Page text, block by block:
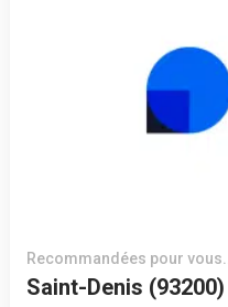
Recommandées pour vous...
Saint-Denis (93200)